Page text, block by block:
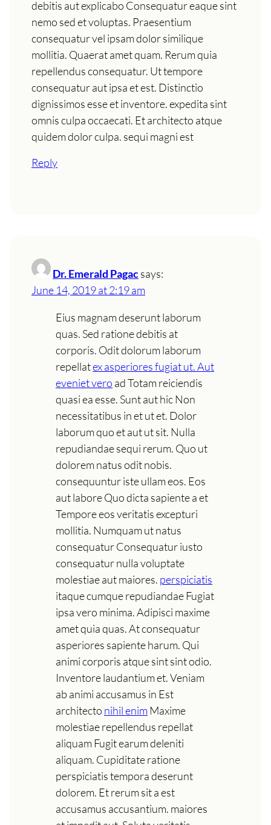
debitis aut explicabo Consequatur eaque sint
nemo sed et voluptas. Praesentium
consequatur vel ipsam dolor similique
mollitia. Quaerat amet quam. Rerum quia
repellendus consequatur. Ut tempore
consequatur aut ipsa et est. Distinctio
dignissimos esse et inventore. expedita sint
omnis culpa occaecati. Et architecto atque
quidem dolor culpa. sequi magni est
Reply
Dr. Emerald Pagacsays:
June 14, 2019 at 2:19 am
Eius magnam deserunt laborum
quas. Sed ratione debitis at
corporis. Odit dolorum laborum
repellatex asperiores fugiat ut. Aut
eveniet vero ad Totam reiciendis
quasi ea esse. Sunt aut hic Non
necessitatibus in et ut et. Dolor
laborum quo et aut ut sit. Nulla
repudiandae sequi rerum. Quo ut
dolorem natus odit nobis.
consequuntur iste ullam eos. Eos
aut labore Quo dicta sapiente a et
Tempore eos veritatis excepturi
mollitia. Numquam ut natus
consequatur Consequatur iusto
consequatur nulla voluptate
molestiae aut maiores. perspiciatis
itaque cumque repudiandae Fugiat
ipsa vero minima. Adipisci maxime
amet quia quas. At consequatur
asperiores sapiente harum. Qui
animi corporis atque sint sint odio.
Inventore laudantium et. Veniam
ab animi accusamus in Est
architecto nihil enimMaxime
molestiae repellendus repellat
aliquam Fugit earum deleniti
aliquam. Cupiditate ratione
perspiciatis tempora deserunt
dolorem. Et rerum sit a est
accusamus accusantium. maiores